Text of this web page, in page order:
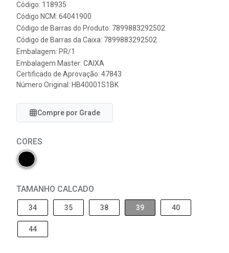
Código: 118935
Código NCM: 64041900
Código de Barras do Produto: 7899883292502
Código de Barras da Caixa: 7899883292502
Embalagem: PR/1
Embalagem Master: CAIXA
Certificado de Aprovação: 47843
Número Original: HB40001S1BK
Compre por Grade
CORES
TAMANHO CALCADO
34 35 38 39 40
44